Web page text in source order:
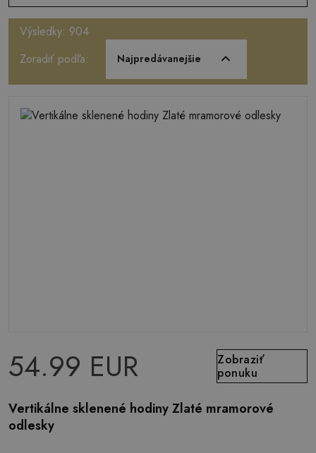
Výsledky: 904
Zoradiť podľa:
Najpredávanejšie
54.99 EUR
Zobraziť
ponuku
Vertikálne sklenené hodiny Zlaté mramorové
odlesky